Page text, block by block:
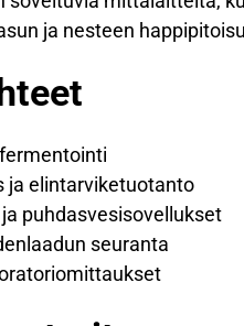
ja nesteen
ja elintarviketuotanto
puhdasvesisovellukset
seuranta